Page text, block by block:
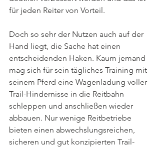
für jeden Reiter von Vorteil.
Doch so sehr der Nutzen auch auf der
Hand liegt, die Sache hat einen
entscheidenden Haken. Kaum jemand
mag sich für sein tägliches Training mit
seinem Pferd eine Wagenladung voller
Trail-Hindernisse in die Reitbahn
schleppen und anschließen wieder
abbauen. Nur wenige Reitbetriebe
bieten einen abwechslungsreichen,
sicheren und gut konzipierten Trail-